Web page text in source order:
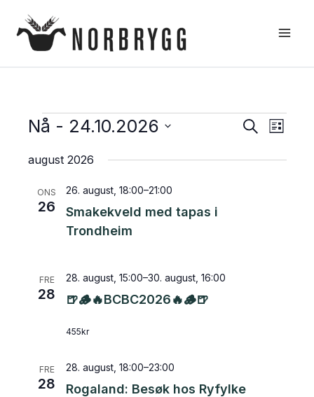
rett
Arrangementer
and
Søk Liste
Nå - 24.10.2026
dato.
august 2026
ONS
26
Smakekveld med tapas i
Trondheim
26. august, 18:00–21:00
FRE
28 🍺🪵🔥BCBC2026🔥🪵🍺
28. august, 15:00–30. august, 16:00
455kr
FRE
28
Rogaland: Besøk hos Ryfylke
28. august, 18:00–23:00